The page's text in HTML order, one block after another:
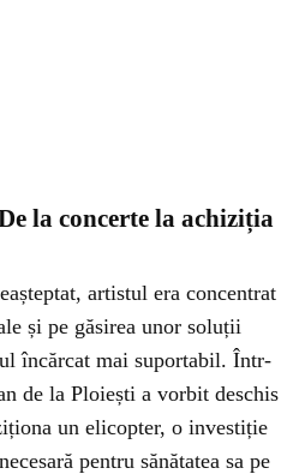
la concerte la achiziția
artistul era concentrat
și pe găsirea unor soluții
încărcat mai suportabil. Într-
de la Ploiești a vorbit deschis
un elicopter, o investiție
pentru sănătatea sa pe